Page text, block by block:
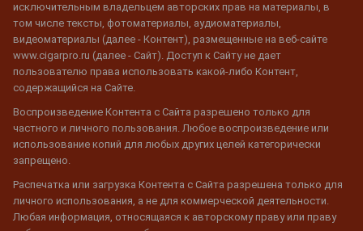
исключительным владельцем авторских прав на материалы, в
том числе тексты, фотоматериалы, аудиоматериалы,
видеоматериалы (далее - Контент), размещенные на веб-сайте
www.cigarpro.ru (далее - Сайт). Доступ к Сайту не дает
пользователю права использовать какой-либо Контент,
содержащийся на Сайте.
Воспроизведение Контента с Сайта разрешено только для
частного и личного пользования. Любое воспроизведение или
использование копий для любых других целей категорически
запрещено.
Распечатка или загрузка Контента с Сайта разрешена только для
личного использования, а не для коммерческой деятельности.
Любая информация, относящаяся к авторскому праву или праву